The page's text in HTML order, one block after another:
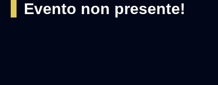
Evento non presente!